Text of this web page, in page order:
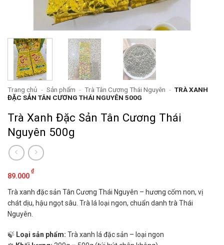
Trang chủ - Sản phẩm - Trà Tân Cương Thái Nguyên - TRÀ XANH
ĐẶC SẢN TÂN CƯƠNG THÁI NGUYÊN 500G
Trà Xanh Đặc Sản Tân Cương Thái
Nguyên 500g
89.000
₫
Trà xanh đặc sản Tân Cương Thái Nguyên – hương cốm non, vị
chát dịu, hậu ngọt sâu. Trà lá loại ngon, chuẩn danh trà Thái
Nguyên.
🍃 Loại sản phẩm: Trà xanh lá đặc sản – loại ngon